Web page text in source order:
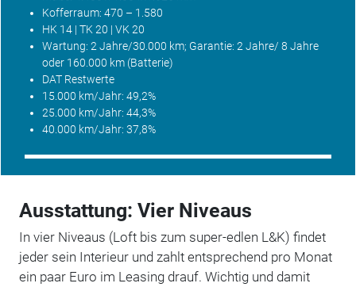
Kofferraum: 470 – 1.580
HK 14 | TK 20 | VK 20
Wartung: 2 Jahre/30.000 km; Garantie: 2 Jahre/ 8 Jahre
oder 160.000 km (Batterie)
DATRestwerte
15.000 km/Jahr: 49,2%
25.000 km/Jahr: 44,3%
40.000 km/Jahr: 37,8%
Ausstattung: Vier Niveaus
In vier Niveaus (Loft bis zum super-edlen L&K) findet
jeder sein Interieur und zahlt entsprechend pro Monat
ein paar Euro im Leasing drauf. Wichtig und damit